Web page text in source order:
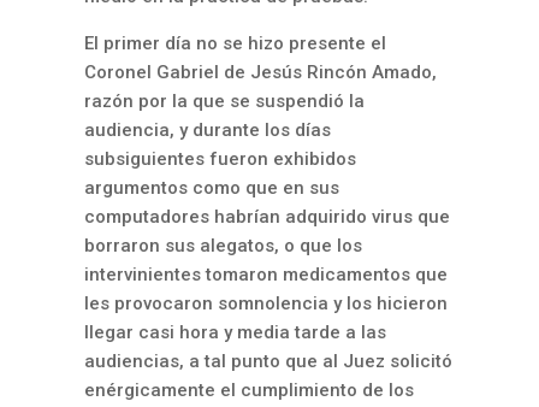
El primer día no se hizo presente el
Coronel Gabriel de Jesús Rincón Amado,
razón por la que se suspendió la
audiencia, y durante los días
subsiguientes fueron exhibidos
argumentos como que en sus
computadores habrían adquirido virus que
borraron sus alegatos, o que los
intervinientes tomaron medicamentos que
les provocaron somnolencia y los hicieron
llegar casi hora y media tarde a las
audiencias, a tal punto que al Juez solicitó
enérgicamente el cumplimiento de los